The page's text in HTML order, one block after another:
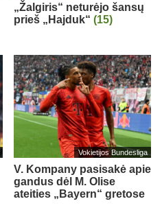
„Žalgiris“ neturėjo šansų
prieš „Hajduk“ (15)
Vokietijos Bundesliga
V. Kompany pasisakė apie
gandus dėl M. Olise
ateities „Bayern“ gretose